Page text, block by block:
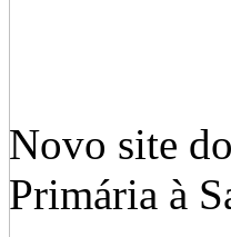
Novo site
Primária à